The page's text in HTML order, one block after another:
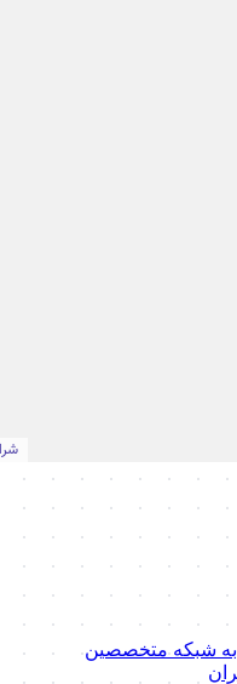
به شبکه متخصصین